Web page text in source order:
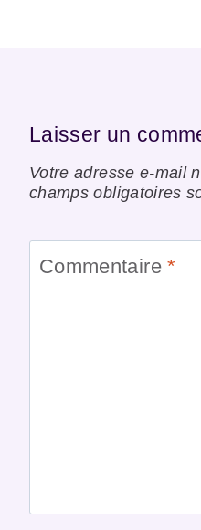
Laisser un
Votre adresse e-mail
champs obligatoires
Commentaire*